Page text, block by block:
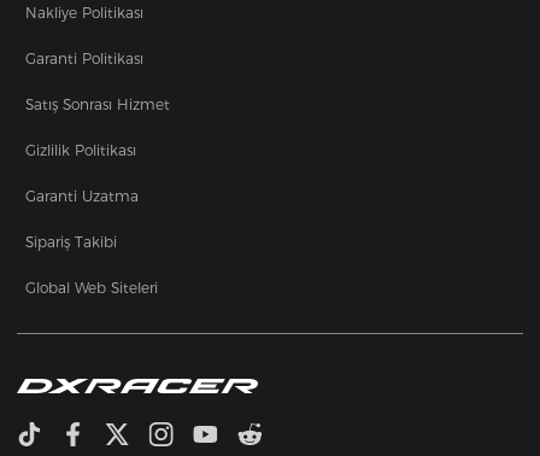
Nakliye Politikası
Garanti Politikası
Satış Sonrası Hizmet
Gizlilik Politikası
Garanti Uzatma
Sipariş Takibi
Global Web Siteleri